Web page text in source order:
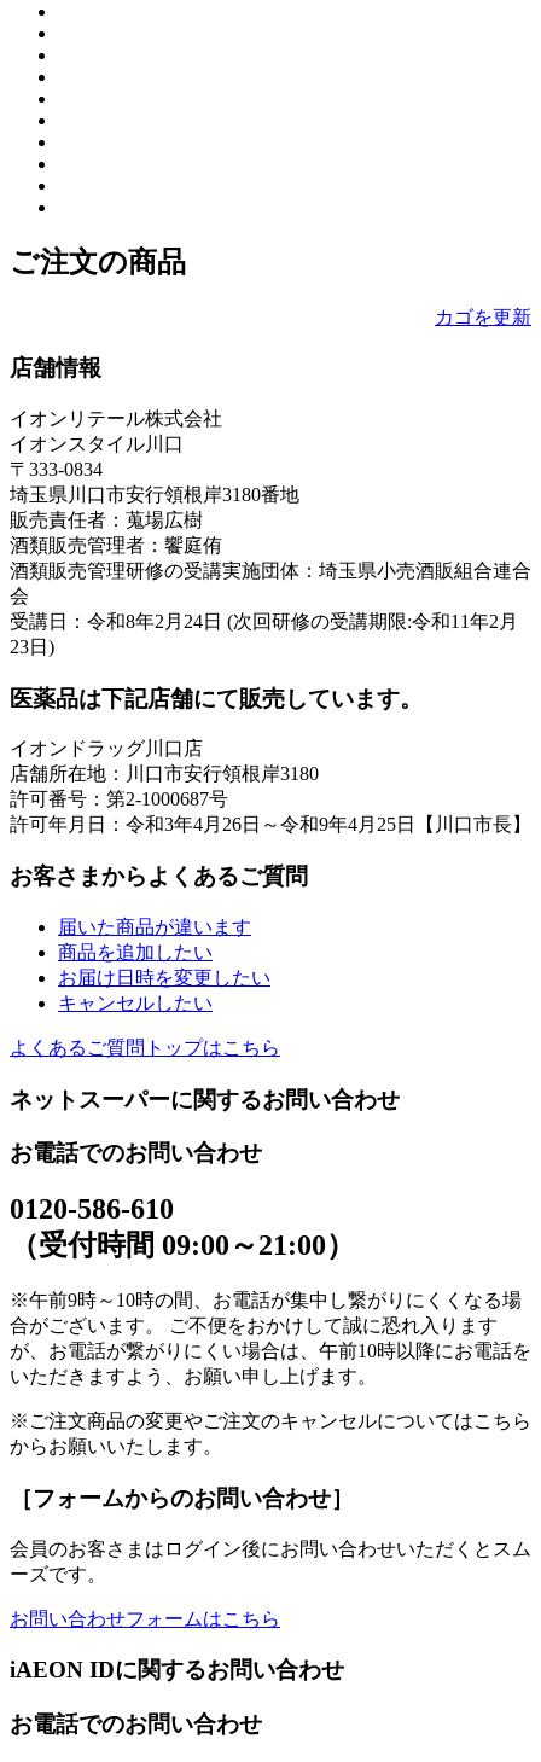
ご注文の商品
カゴを更新
店舗情報
イオンリテール株式会社
イオンスタイル川口
〒333-0834
埼玉県川口市安行領根岸3180番地
販売責任者：蒐場広樹
酒類販売管理者：饗庭侑
酒類販売管理研修の受講実施団体：埼玉県小売酒販組合連合
会
受講日：令和8年2月24日 (次回研修の受講期限:令和11年2月
23日)
医薬品は下記店舗にて販売しています。
イオンドラッグ川口店
店舗所在地：川口市安行領根岸3180
許可番号：第2-1000687号
許可年月日：令和3年4月26日～令和9年4月25日【川口市長】
お客さまからよくあるご質問
届いた商品が違います
商品を追加したい
お届け日時を変更したい
キャンセルしたい
よくあるご質問トップはこちら
ネットスーパーに関するお問い合わせ
お電話でのお問い合わせ
0120-586-610
（受付時間 09:00～21:00）
※午前9時～10時の間、お電話が集中し繋がりにくくなる場
合がございます。 ご不便をおかけして誠に恐れ入ります
が、お電話が繋がりにくい場合は、午前10時以降にお電話を
いただきますよう、お願い申し上げます。
※ご注文商品の変更やご注文のキャンセルについてはこちら
からお願いいたします。
［フォームからのお問い合わせ］
会員のお客さまはログイン後にお問い合わせいただくとスム
ーズです。
お問い合わせフォームはこちら
iAEON IDに関するお問い合わせ
お電話でのお問い合わせ